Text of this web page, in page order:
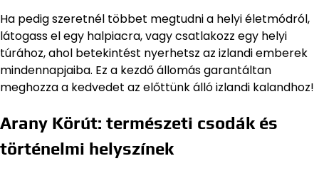
Ha pedig szeretnél többet megtudni a helyi életmódról,
látogass el egy halpiacra, vagy csatlakozz egy helyi
túrához, ahol betekintést nyerhetsz az izlandi emberek
mindennapjaiba. Ez a kezdő állomás garantáltan
meghozza a kedvedet az előttünk álló izlandi kalandhoz!
Arany Körút: természeti csodák és
történelmi helyszínek